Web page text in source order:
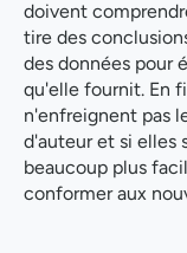
doivent
tire des
des données pour
qu'elle fournit. En
n'enfreignent pas
d'auteur et si elles
beaucoup plus
conformer aux